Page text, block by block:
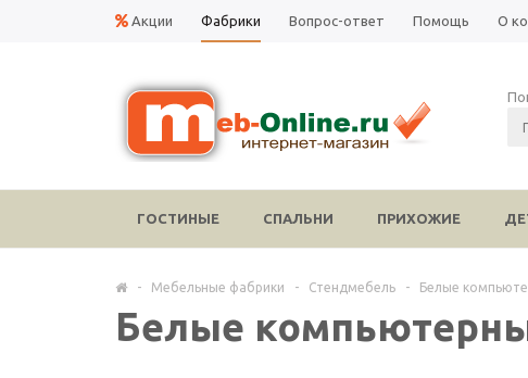
Акции Фабрики Вопрос-ответ Помощь О
ГОСТИНЫЕ СПАЛЬНИ ПРИХОЖИЕ
- Мебельные фабрики - Стендмебель - Белые
Белые